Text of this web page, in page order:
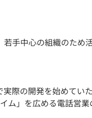
手中心の組織のため
際の開発を始めていた
」を広める電話営業